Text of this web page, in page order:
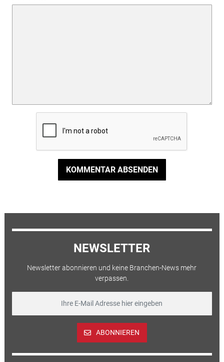
KOMMENTAR ABSENDEN
NEWSLETTER
Newsletter abonnieren und keine Branchen-News mehr
verpassen.
ABONNIEREN